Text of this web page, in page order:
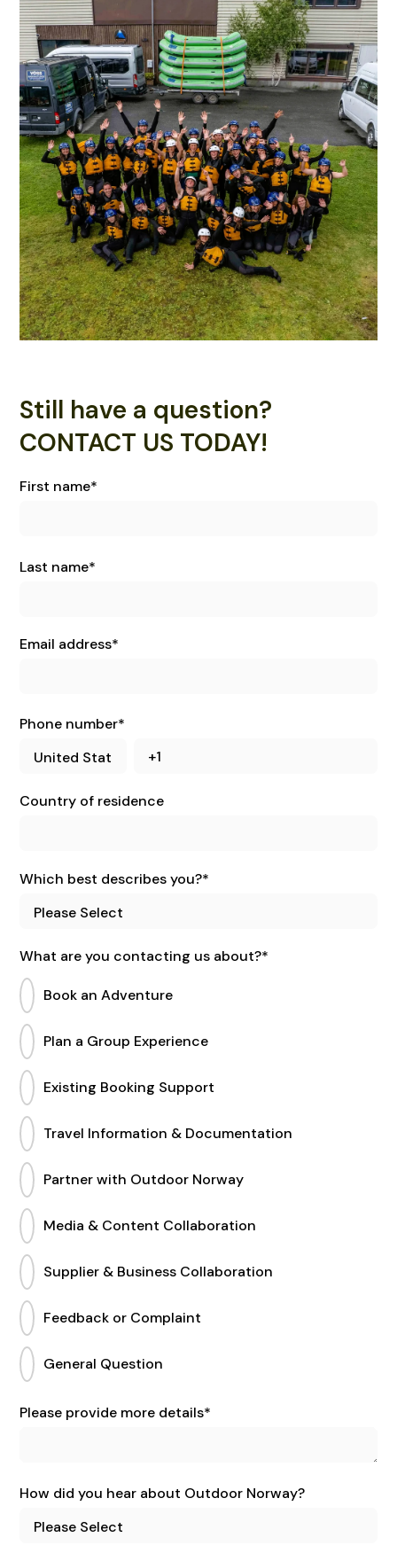
Still have a question?
CONTACT US TODAY!
First name*
Last name*
Email address*
Phone number*
Country of residence
Which best describes you?*
What are you contacting us about?*
Book an Adventure
Plan a Group Experience
Existing Booking Support
Travel Information & Documentation
Partner with Outdoor Norway
Media & Content Collaboration
Supplier & Business Collaboration
Feedback or Complaint
General Question
Please provide more details*
How did you hear about Outdoor Norway?